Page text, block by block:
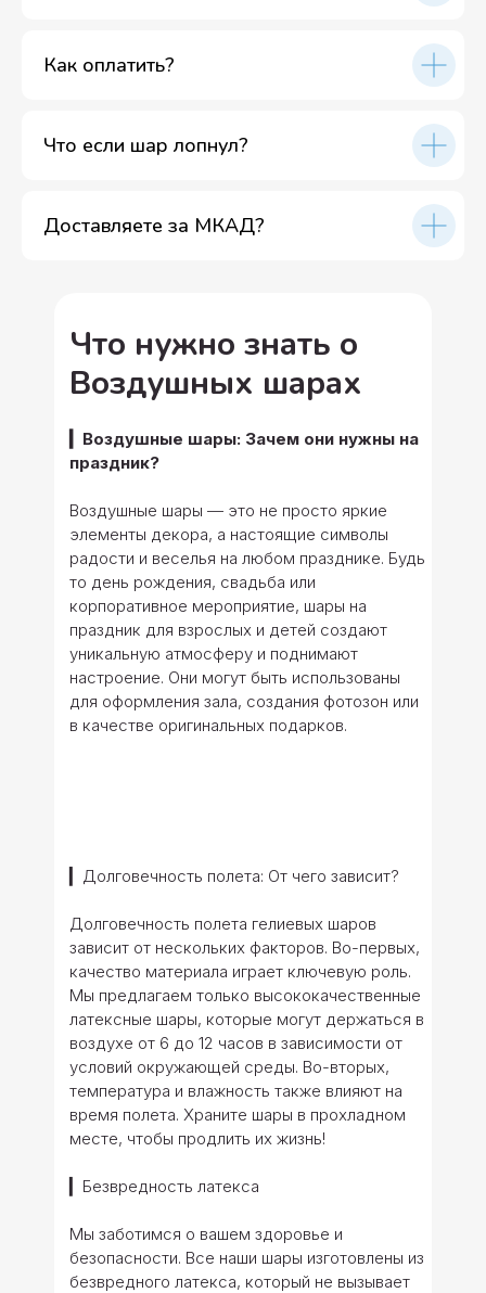
Как оплатить?
Что если шар лопнул?
Доставляете за МКАД?
Что нужно знать о
Воздушных шарах
▎Воздушные шары: Зачем они нужны на
праздник?
Воздушные шары — это не просто яркие
элементы декора, а настоящие символы
радости и веселья на любом празднике. Будь
то день рождения, свадьба или
корпоративное мероприятие, шары на
праздник для взрослых и детей создают
уникальную атмосферу и поднимают
настроение. Они могут быть использованы
для оформления зала, создания фотозон или
в качестве оригинальных подарков.
▎Долговечность полета: От чего зависит?
Долговечность полета гелиевых шаров
зависит от нескольких факторов. Во-первых,
качество материала играет ключевую роль.
Мы предлагаем только высококачественные
латексные шары, которые могут держаться в
воздухе от 6 до 12 часов в зависимости от
условий окружающей среды. Во-вторых,
температура и влажность также влияют на
время полета. Храните шары в прохладном
месте, чтобы продлить их жизнь!
▎Безвредность латекса
Мы заботимся о вашем здоровье и
безопасности. Все наши шары изготовлены из
безвредного латекса, который не вызывает